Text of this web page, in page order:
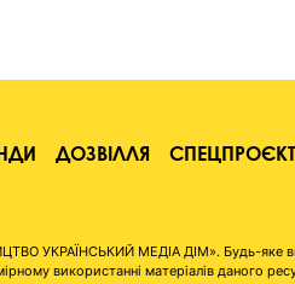
ДОЗВІЛЛЯ
УКРАЇНСЬКИЙ МЕДІА ДІМ». Будь-яке
використанні матеріалів даного